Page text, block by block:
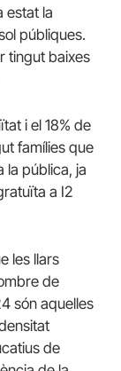
estat la
públiques.
tingut baixes
i el 18% de
famílies que
la pública, ja
a I2
les llars
de
són aquelles
de